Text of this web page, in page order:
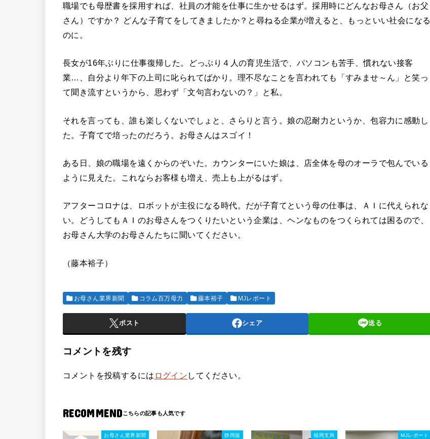
職場でも母歴書を採用すれば、社員の才能を仕事に生かせるはず。採用時にどんなお母さん（お父
さん）ですか？ どんな子育てをしてきましたか？と尋ねる企業が増えると、もっといい社会になる
のに。
長女が16年ぶりに仕事復帰した。どっぷり４人の育児生活で、パソコンも苦手、慣れない接客
業…、自分より年下の上司に叱られてばかり。理不尽なことを言われても「すみませ～ん」と笑っ
て聞き流すというから、思わず「文句言わないの？」と私。
それを言っても、誰も楽しくないでしょと、さらりと言う。娘の忍耐力というか、包容力に感動し
た。子育てで培ったのだろう。お母さんはスゴイ！
ある日、娘の職場を遠くからのぞいた。カウンターにいた娘は、店全体を母のオーラで包んでいる
ように見えた。これならお客様も増え、売上も上がるはず。
アフターコロナは、ロボットが主役になる時代。だが子育てという母の仕事は、ＡＩに代えられな
い。どうしてもＡＩのお母さんをつくりたいという企業は、ヘンなものをつくられては困るので、
お母さん大学のお母さんたちに聞いてください。
（藤本裕子）
お母さん業界新聞 コラム百万母力 藤本裕子 MJレポート
ポスト シェア 送る
コメントを残す
コメントを投稿するには ログイン してください。
RECOMMEND
お母さん業界新聞 静岡版 福岡支局 MJレポート